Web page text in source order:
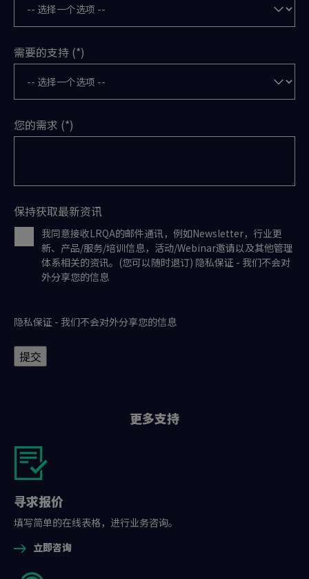
需要的支持
您的需求
保持获取最新资讯
我同意接收LRQA的邮件通讯，例如Newsletter，行业更
新、产品/服务/培训信息，活动/Webinar邀请以及其他管理
体系相关的资讯。(您可以随时退订) 隐私保证 - 我们不会对
外分享您的信息
隐私保证 - 我们不会对外分享您的信息
提交
更多支持
寻求报价
填写简单的在线表格，进行业务咨询。
立即咨询